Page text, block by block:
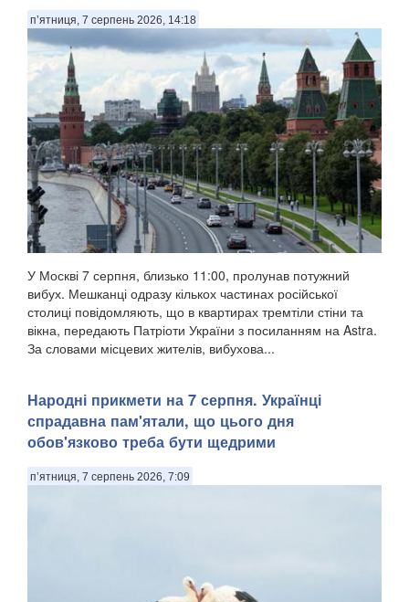
п’ятниця, 7 серпень 2026, 14:18
У Москві 7 серпня, близько 11:00, пролунав потужний
вибух. Мешканці одразу кількох частинах російської
столиці повідомляють, що в квартирах тремтіли стіни та
вікна, передають Патріоти України з посиланням на Astra.
За словами місцевих жителів, вибухова...
Народні прикмети на 7 серпня. Українці
спрадавна пам'ятали, що цього дня
обов'язково треба бути щедрими
п’ятниця, 7 серпень 2026, 7:09